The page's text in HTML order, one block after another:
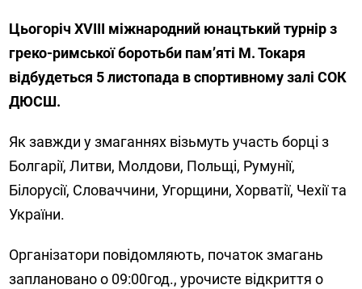
Цьогоріч XVIII міжнародний юнацтький турнір з
греко-римської боротьби пам’яті М. Токаря
відбудеться 5 листопада в спортивному залі СОК
ДЮСШ.
Як завжди у змаганнях візьмуть участь борці з
Болгарії, Литви, Молдови, Польщі, Румунії,
Білорусії, Словаччини, Угорщини, Хорватії, Чехії та
України.
Організатори повідомляють, початок змагань
заплановано о 09:00год., урочисте відкриття о